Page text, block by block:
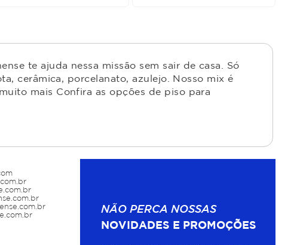
te ajuda nessa missão sem sair de casa. Só
cerâmica, porcelanato, azulejo. Nosso mix é
mais Confira as opções de piso para
NÃO PERCA NOSSAS
NOVIDADES E PROMOÇÕES